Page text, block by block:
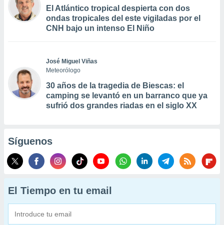
El Atlántico tropical despierta con dos
ondas tropicales del este vigiladas por el
CNH bajo un intenso El Niño
José Miguel Viñas
Meteorólogo
30 años de la tragedia de Biescas: el
camping se levantó en un barranco que ya
sufrió dos grandes riadas en el siglo XX
Síguenos
El Tiempo en tu email